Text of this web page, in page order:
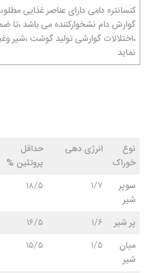
کنسانتره دامی دارای عناصر غذایی
گوارش دام نشخوارکننده می باشد ،تا
،اختلالات گوارشی تولید گوشت ،شیر
نماید
نوع
خوراک
انرژی دهی
حداقل
پروتئین %
سوپر
شیر
۱/۷ ۱۸/۵
پر شیر ۱/۶ ۱۶/۵
میان
شیر
۱/۵ ۱۵/۵